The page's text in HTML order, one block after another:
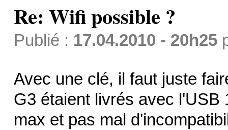
Re: Wifi possible ?
Publié : 17.04.2010 - 20h25
Avec une clé, il faut juste
G3 étaient livrés avec l'USB
max et pas mal